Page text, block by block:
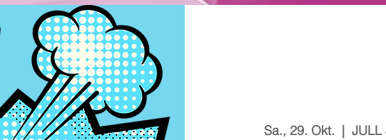
Sa., 29. Okt.
  |
JULL